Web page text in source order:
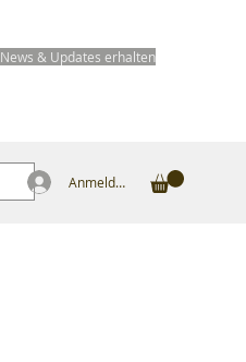
News & Updates erhalten
Anmelden